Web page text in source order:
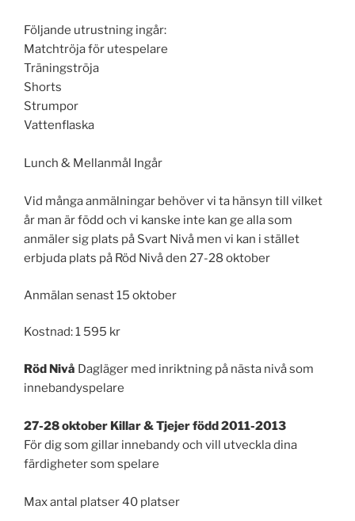
Följande utrustning ingår:
Matchtröja för utespelare
Träningströja
Shorts
Strumpor
Vattenflaska
Lunch & Mellanmål Ingår
Vid många anmälningar behöver vi ta hänsyn till vilket
år man är född och vi kanske inte kan ge alla som
anmäler sig plats på Svart Nivå men vi kan i stället
erbjuda plats på Röd Nivå den 27-28 oktober
Anmälan senast 15 oktober
Kostnad: 1 595 kr
Röd Nivå Dagläger med inriktning på nästa nivå som
innebandyspelare
27-28 oktober Killar & Tjejer född 2011-2013
För dig som gillar innebandy och vill utveckla dina
färdigheter som spelare
Max antal platser 40 platser